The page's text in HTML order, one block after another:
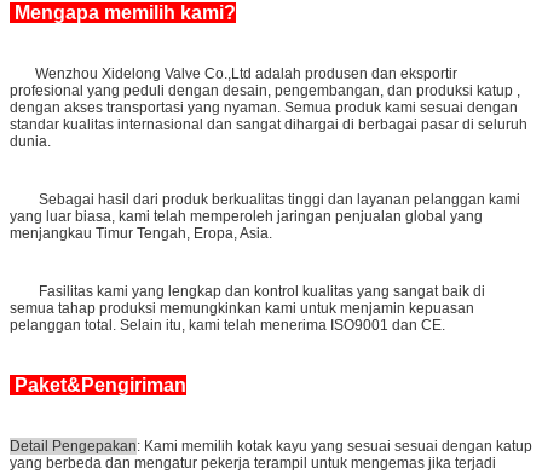
Mengapa memilih kami?
Wenzhou Xidelong Valve Co.,Ltd adalah produsen dan eksportir
profesional yang peduli dengan desain, pengembangan, dan produksi katup ,
dengan akses transportasi yang nyaman. Semua produk kami sesuai dengan
standar kualitas internasional dan sangat dihargai di berbagai pasar di seluruh
dunia.
Sebagai hasil dari produk berkualitas tinggi dan layanan pelanggan kami
yang luar biasa, kami telah memperoleh jaringan penjualan global yang
menjangkau Timur Tengah, Eropa, Asia.
Fasilitas kami yang lengkap dan kontrol kualitas yang sangat baik di
semua tahap produksi memungkinkan kami untuk menjamin kepuasan
pelanggan total. Selain itu, kami telah menerima ISO9001 dan CE.
Paket&Pengiriman
Detail Pengepakan: Kami memilih kotak kayu yang sesuai sesuai dengan katup
yang berbeda dan mengatur pekerja terampil untuk mengemas jika terjadi